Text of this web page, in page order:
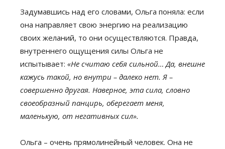
Задумавшись над его словами, Ольга поняла: если
она направляет свою энергию на реализацию
своих желаний, то они осуществляются. Правда,
внутреннего ощущения силы Ольга не
испытывает: «Не считаю себя сильной… Да, внешне
кажусь такой, но внутри – далеко нет. Я –
совершенно другая. Наверное, эта сила, словно
своеобразный панцирь, оберегает меня,
маленькую, от негативных сил».
Ольга – очень прямолинейный человек. Она не